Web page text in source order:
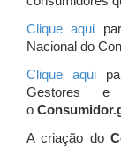
Clique aqui
Nacional do
Clique aqui
Gestores e
o
A criação do